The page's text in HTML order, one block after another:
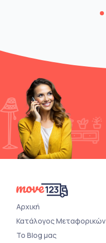
Αρχική
Κατάλογος Μεταφορικών
Το Blog μας